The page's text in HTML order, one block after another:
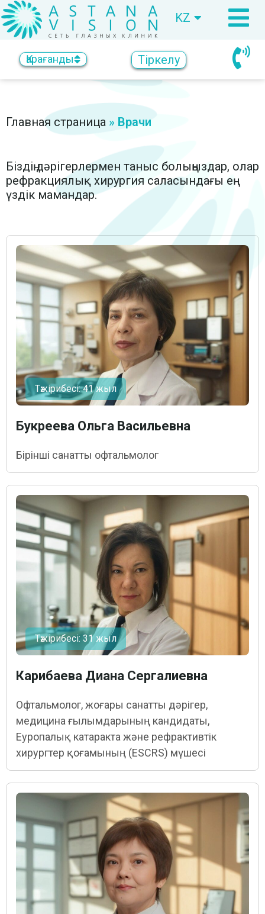
KZ
RU
Қарағанды Тіркелу
Главная страница » Врачи
Біздің дәрігерлермен таныс болыңыздар, олар
рефракциялық хирургия саласындағы ең
үздік мамандар.
Тәжірибесі: 41 жыл
Букреева Ольга Васильевна
Бірінші санатты офтальмолог
Тәжірибесі: 31 жыл
Карибаева Диана Сергалиевна
Офтальмолог, жоғары санатты дәрігер,
медицина ғылымдарының кандидаты,
Еуропалық катаракта және рефрактивтік
хирургтер қоғамының (ESCRS) мүшесі